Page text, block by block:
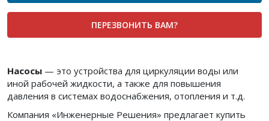
ПЕРЕЗВОНИТЬ ВАМ?
Насосы — это устройства для циркуляции воды или
иной рабочей жидкости, а также для повышения
давления в системах водоснабжения, отопления и т.д.
Компания «Инженерные Решения» предлагает купить